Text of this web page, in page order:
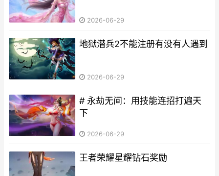
2026-06-29
地狱潜兵2不能注册有没有人遇到
2026-06-29
# 永劫无间：用技能连招打遍天
下
2026-06-29
王者荣耀星耀钻石奖励